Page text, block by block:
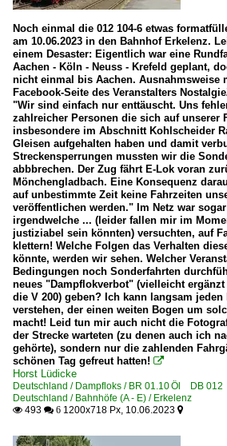
Noch einmal die 012 104-6 etwas
am 10.06.2023 in den Bahnhof Erkelenz.
einem Desaster: Eigentlich war eine
Aachen - Köln - Neuss - Krefeld geplant,
nicht einmal bis Aachen. Ausnahmsweise
Facebook-Seite des Veranstalters
"Wir sind einfach nur enttäuscht. Uns
zahlreicher Personen die sich auf unserer
insbesondere im Abschnitt Kohlscheider
Gleisen aufgehalten haben und damit
Streckensperrungen mussten wir die
abbbrechen. Der Zug fährt E-Lok voran
Mönchengladbach. Eine Konsequenz
auf unbestimmte Zeit keine Fahrzeiten
veröffentlichen werden." Im Netz war
irgendwelche ... (leider fallen mir im
justiziabel sein könnten) versuchten, auf
klettern! Welche Folgen das Verhalten
könnte, werden wir sehen. Welcher
Bedingungen noch Sonderfahrten
neues "Dampflokverbot" (vielleicht
die V 200) geben? Ich kann langsam
verstehen, der einen weiten Bogen um
macht! Leid tun mir auch nicht die
der Strecke warteten (zu denen auch ich
gehörte), sondern nur die zahlenden
schönen Tag gefreut hatten! 
Horst Lüdicke
Deutschland / Dampfloks / BR 01.10 Öl DB 012
Deutschland / Bahnhöfe (A - E) / Erkelenz
 493  6 1200x718 Px, 10.06.2023 